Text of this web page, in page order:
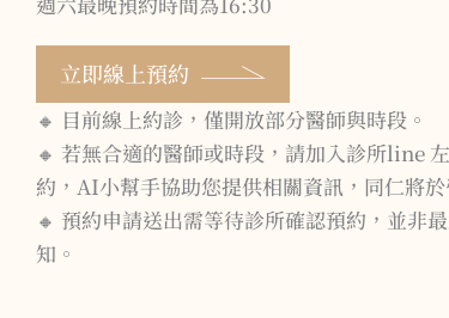
立即線上預約
🔸 目前線上約診，僅開放部分醫師與時段。
🔸 若無合適的醫師或時段，請加入診所line
約，AI小幫手協助您提供相關資訊，同仁將
🔸 預約申請送出需等待診所確認預約，並非
知。